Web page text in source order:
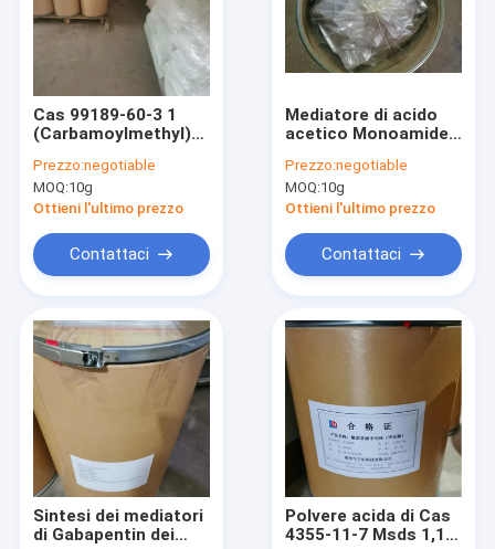
Cas 99189-60-3 1
(Carbamoylmethyl)
Cyclohexaneacetic
Monoamide
Gabapentin
Prezzo:negotiable
MOQ:10g
Ottieni l'ultimo prezzo
Contattaci
Mediatore di acido
acetico Monoamide
Cas No 99189-60-3
Cas 1,1-Cyclohexane
Prezzo:negotiable
MOQ:10g
Ottieni l'ultimo prezzo
Contattaci
Sintesi dei mediatori
di Gabapentin dei
Polvere acida di Cas
4355-11-7 Msds 1,1-